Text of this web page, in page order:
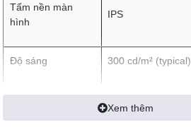
Tấm nền màn
hình
IPS
Độ sáng 300 cd/m² (typical)
Xem thêm